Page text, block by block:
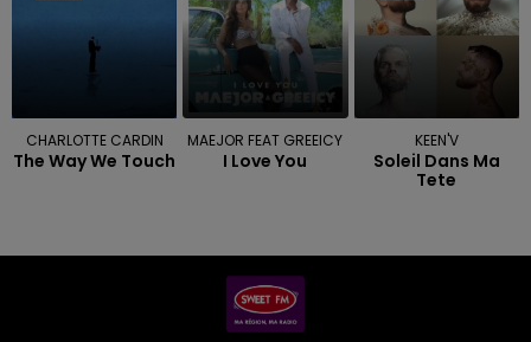
CHARLOTTE CARDIN
The Way We Touch
MAEJOR FEAT GREEICY
I Love You
KEEN'V
Soleil Dans Ma
Tete